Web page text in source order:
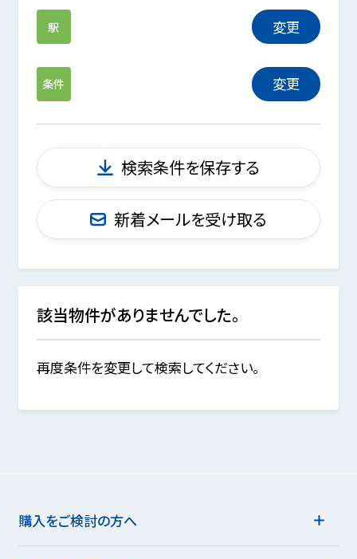
駅 変更
条件 変更
検索条件を保存する
新着メールを受け取る
該当物件がありませんでした。
再度条件を変更して検索してください。
購入をご検討の方へ